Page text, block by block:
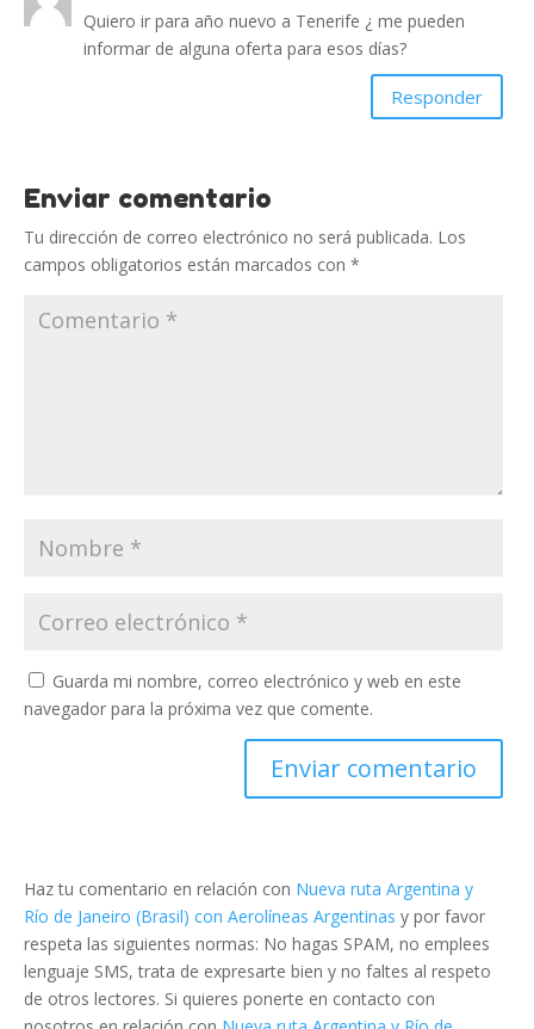
Quiero ir para año nuevo a Tenerife ¿ me pueden
informar de alguna oferta para esos días?
Responder
Enviar comentario
Tu dirección de correo electrónico no será publicada. Los
campos obligatorios están marcados con *
Guarda mi nombre, correo electrónico y web en este
navegador para la próxima vez que comente.
Haz tu comentario en relación con Nueva ruta Argentina y
Río de Janeiro (Brasil) con Aerolíneas Argentinas y por favor
respeta las siguientes normas: No hagas SPAM, no emplees
lenguaje SMS, trata de expresarte bien y no faltes al respeto
de otros lectores. Si quieres ponerte en contacto con